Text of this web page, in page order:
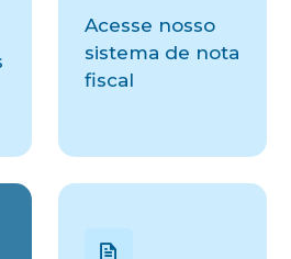
Acesse nosso
sistema de nota
fiscal